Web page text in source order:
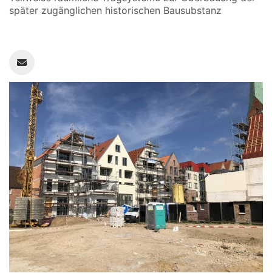
später zugänglichen historischen Bausubstanz